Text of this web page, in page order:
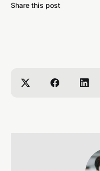
Share this post